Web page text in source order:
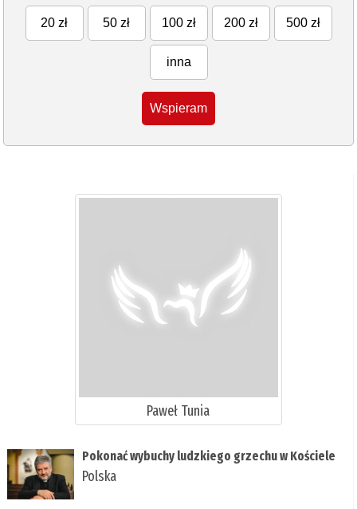
20 zł 50 zł 100 zł 200 zł 500 zł
inna
Wspieram
Paweł Tunia
Pokonać wybuchy ludzkiego grzechu w Kościele
Polska